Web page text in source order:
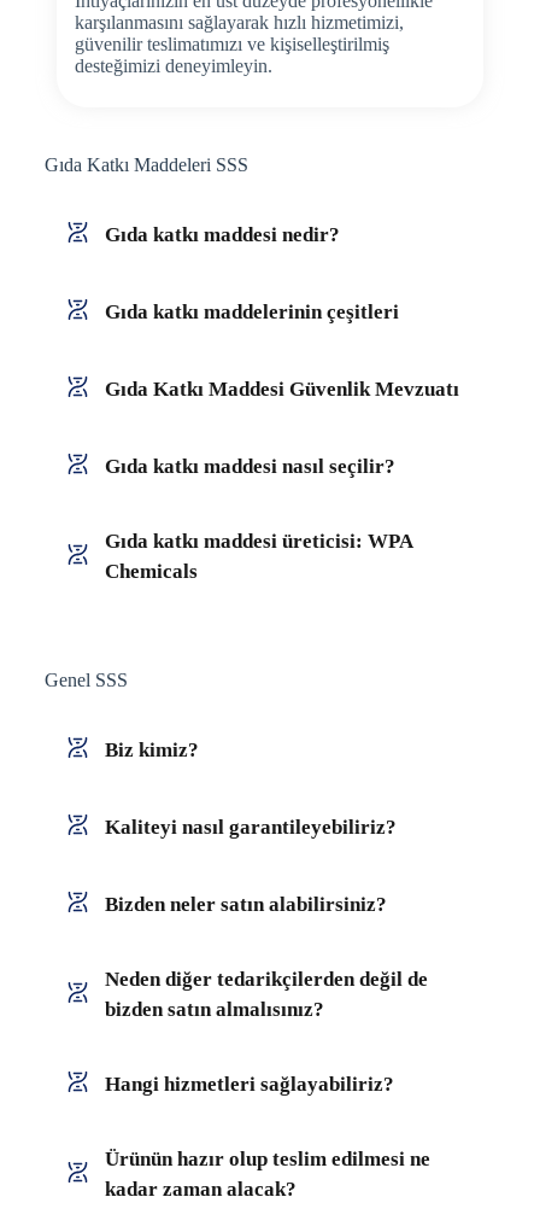
karşılanmasını sağlayarak hızlı hizmetimizi,
güvenilir teslimatımızı ve kişiselleştirilmiş
desteğimizi deneyimleyin.
Gıda Katkı Maddeleri SSS
Gıda katkı maddesi nedir?
Gıda katkı maddelerinin çeşitleri
Gıda Katkı Maddesi Güvenlik Mevzuatı
Gıda katkı maddesi nasıl seçilir?
Gıda katkı maddesi üreticisi: WPA
Chemicals
Genel SSS
Biz kimiz?
Kaliteyi nasıl garantileyebiliriz?
Bizden neler satın alabilirsiniz?
Neden diğer tedarikçilerden değil de
bizden satın almalısınız?
Hangi hizmetleri sağlayabiliriz?
Ürünün hazır olup teslim edilmesi ne
kadar zaman alacak?